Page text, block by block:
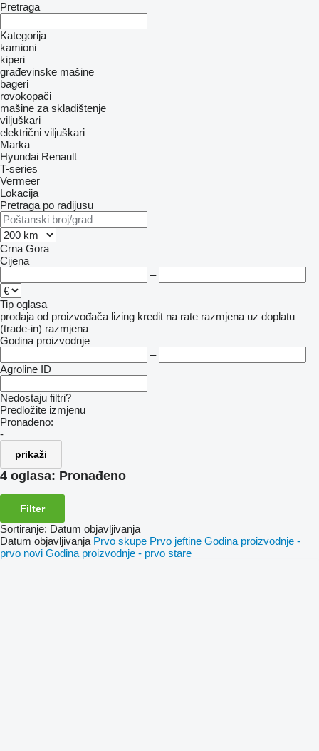
Pretraga
Kategorija
kamioni
kiperi
građevinske mašine
bageri
rovokopači
mašine za skladištenje
viljuškari
električni viljuškari
Marka
Hyundai Renault
T-series
Vermeer
Lokacija
Pretraga po radijusu
Crna Gora
Cijena
–
Tip oglasa
prodaja od proizvođača lizing kredit na rate razmjena uz doplatu
(trade-in) razmjena
Godina proizvodnje
–
Agroline ID
Nedostaju filtri?
Predložite izmjenu
Pronađeno:
-
prikaži
4 oglasa: Pronađeno
Filter
Sortiranje: Datum objavljivanja
Datum objavljivanja Prvo skupe Prvo jeftine Godina proizvodnje -
prvo novi Godina proizvodnje - prvo stare